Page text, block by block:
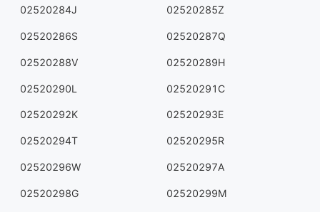
02520284J 02520285Z
02520286S 02520287Q
02520288V 02520289H
02520290L 02520291C
02520292K 02520293E
02520294T 02520295R
02520296W 02520297A
02520298G 02520299M